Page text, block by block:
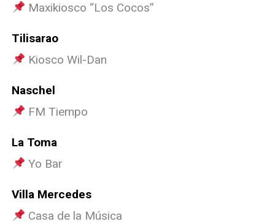
Maxikiosco “Los Cocos”
Tilisarao
Kiosco Wil-Dan
Naschel
FM Tiempo
La Toma
Yo Bar
Villa Mercedes
Casa de la Música